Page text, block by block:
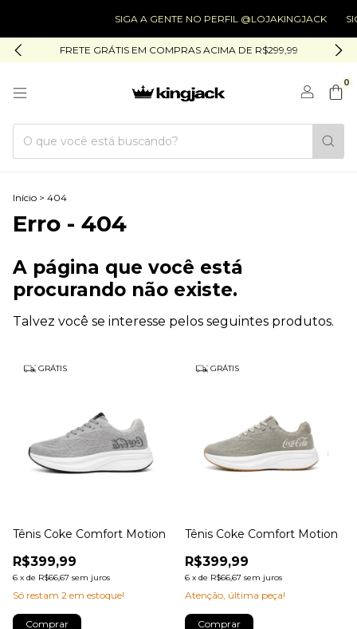
SIGA A GENTE NO PERFIL @LOJAKINGJACK
FRETE GRÁTIS EM COMPRAS ACIMA DE R$299,99
0
Início > 404
Erro - 404
A página que você está
procurando não existe.
Talvez você se interesse pelos seguintes produtos.
GRÁTIS
Tênis Coke Comfort Motion
R$399,99
6 x de R$66,67 sem juros
Só restam 2 em estoque!
Comprar
GRÁTIS
Tênis Coke Comfort Motion
R$399,99
6 x de R$66,67 sem juros
Atenção, última peça!
Comprar